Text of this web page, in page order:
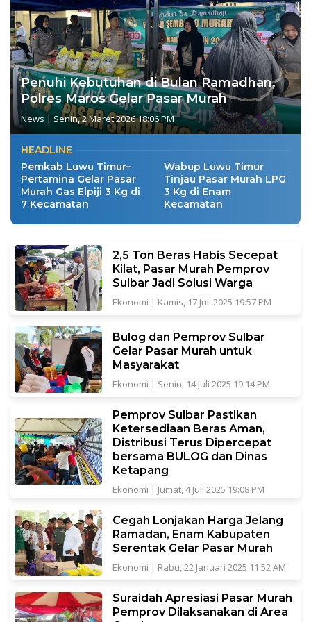
Penuhi Kebutuhan di Bulan Ramadhan,
Polres Maros Gelar Pasar Murah
News | Senin, 2 Maret 2026 18:06 PM
HEADLINE
Pemkab Luwu Timur–
Pertamina Gelar Pasar
Murah Gas Elpiji 3 Kg di
7 Kecamatan
Wabup Luwu Timur
Tinjau Pasar Murah LPG
3 Kg di Enam
Kecamatan
2,5 Ton Beras Habis Secepat
Kilat, Pasar Murah Pemprov
Sulbar Jadi Solusi Warga
Ekonomi | Kamis, 17 Juli 2025 19:57 PM
Bulog dan Pemprov Sulbar
Gelar Pasar Murah untuk
Masyarakat
Ekonomi | Senin, 14 Juli 2025 19:14 PM
Pemprov Sulbar Pastikan
Ketersediaan Beras Aman,
Distribusi Terus Dipercepat
bersama BULOG dan Dinas
Ketapang
Ekonomi | Jumat, 4 Juli 2025 19:08 PM
Cegah Lonjakan Harga Jelang
Ramadan, Enam Kabupaten
Serentak Gelar Pasar Murah
Ekonomi | Rabu, 22 Januari 2025 11:52 AM
Suraidah Apresiasi Pasar Murah
Pemprov Dilaksanakan di Area